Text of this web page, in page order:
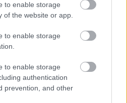
to enable storage
of the website or app.
to enable storage
to enable storage
authentication
prevention, and other
a GDPR-szabályzat